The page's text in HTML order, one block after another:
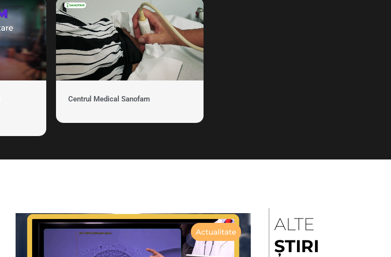
Centrul Medical Sanofam
Actualitate
ALTE
ȘTIRI